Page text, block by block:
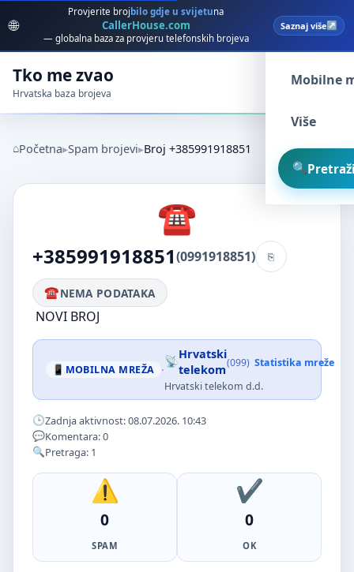
🌐
Provjerite broj bilo gdje u svijetuna
CallerHouse.com
— globalna baza za provjeru telefonskih brojeva
Saznaj više
Tko me zvao
Hrvatska baza brojeva
Spam
Mobilne
Više
Početna Spam brojevi Broj +385991918851
+385991918851(0991918851)
NEMA PODATAKA
NOVI BROJ
MOBILNA MREŽA ·
Hrvatski
telekom(099) Statistika mreže
Hrvatski telekom d.d.
Zadnja aktivnost: 08.07.2026. 10:43
Komentara: 0
Pretraga: 1
0
SPAM
0
OK